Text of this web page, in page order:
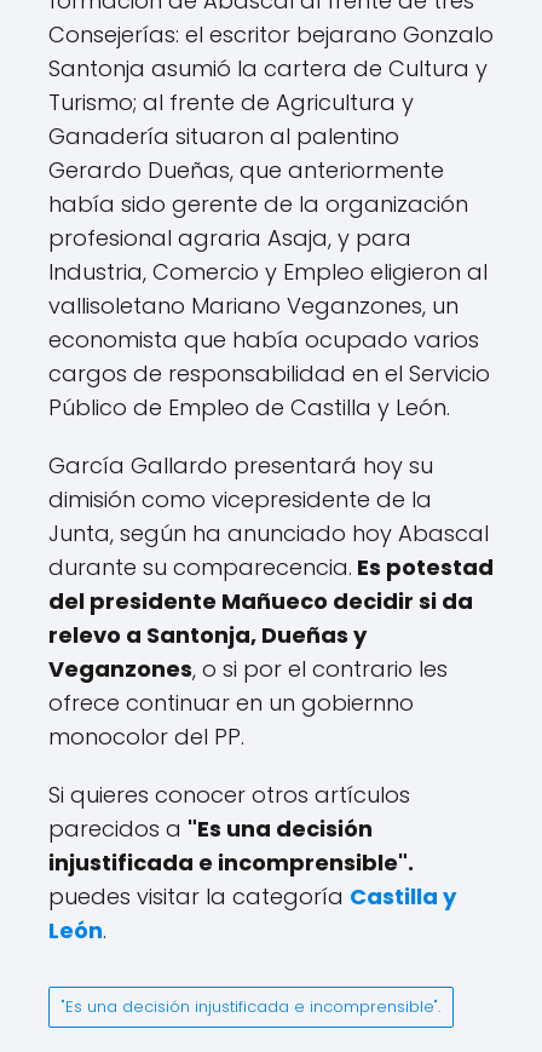
Consejerías: el escritor bejarano Gonzalo
Santonja asumió la cartera de Cultura y
Turismo; al frente de Agricultura y
Ganadería situaron al palentino
Gerardo Dueñas, que anteriormente
había sido gerente de la organización
profesional agraria Asaja, y para
Industria, Comercio y Empleo eligieron al
vallisoletano Mariano Veganzones, un
economista que había ocupado varios
cargos de responsabilidad en el Servicio
Público de Empleo de Castilla y León.
García Gallardo presentará hoy su
dimisión como vicepresidente de la
Junta, según ha anunciado hoy Abascal
durante su comparecencia. Es potestad
del presidente Mañueco decidir si da
relevo a Santonja, Dueñas y
Veganzones, o si por el contrario les
ofrece continuar en un gobiernno
monocolor del PP.
Si quieres conocer otros artículos
parecidos a "Es una decisión
injustificada e incomprensible".
puedes visitar la categoría Castilla y
León.
"Es una decisión injustificada e incomprensible".